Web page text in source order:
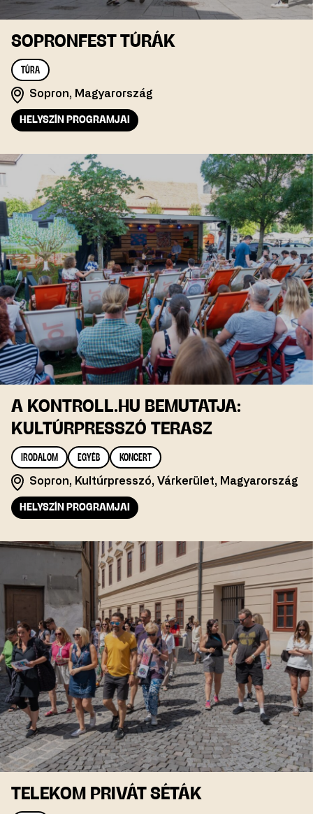
SOPRONFEST TÚRÁK
TÚRA
Sopron, Magyarország
HELYSZÍN PROGRAMJAI
A KONTROLL.HU BEMUTATJA:
KULTÚRPRESSZÓ TERASZ
IRODALOM EGYÉB KONCERT
Sopron, Kultúrpresszó, Várkerület, Magyarország
HELYSZÍN PROGRAMJAI
TELEKOM PRIVÁT SÉTÁK